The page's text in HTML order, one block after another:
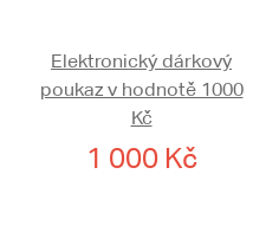
Elektronický dárkový
poukaz v hodnotě 1000
Kč
1 000 Kč